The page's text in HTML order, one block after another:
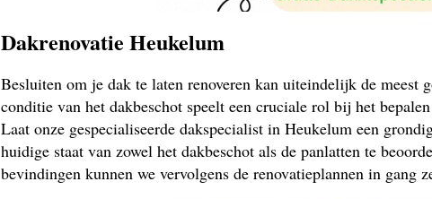
Dakrenovatie Heukelum
Besluiten om je dak te laten renoveren kan uiteindelijk de meest
conditie van het dakbeschot speelt een cruciale rol bij het
Laat onze gespecialiseerde dakspecialist in Heukelum een
huidige staat van zowel het dakbeschot als de panlatten te
bevindingen kunnen we vervolgens de renovatieplannen in gang